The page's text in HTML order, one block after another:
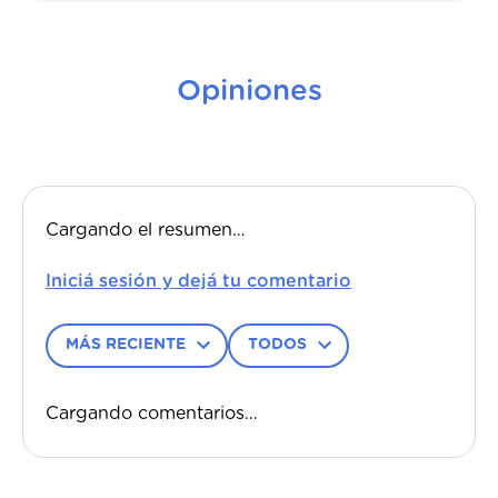
Su base es antideslizante está pensada para que
nada detenga tu completo descanso al dormir.
colchón.
Limpiar ya no es problema
espuma en 1 cm + 18 cm patas de Madera). ·
Opiniones
Cargando el resumen…
MÁS RECIENTE TODOS
Cargando comentarios…